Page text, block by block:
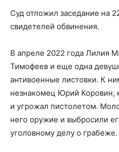
Суд отложил заседание на
свидетелей обвинения.
В апреле 2022 года Лилия
Тимофеев и еще одна
антивоенные листовки. К
незнакомец Юрий Коровин,
и угрожал пистолетом.
него оружие и выбросили
уголовному делу о грабеже.